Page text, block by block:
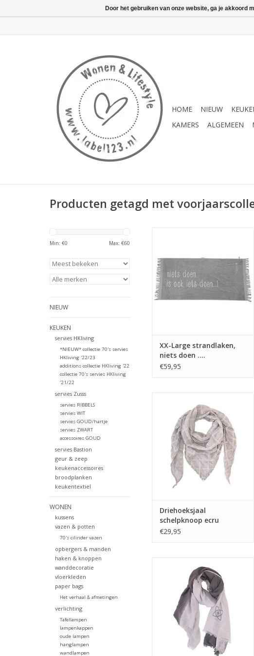
HOME NIEUW
KAMERS
ALGEMEEN
Producten getagd met
Min: €0 Max: €60
NIEUW
KEUKEN
servies HKliving
*NIEUW* collectie 70's servies
HKliving '22/23
additions collectie HKliving '22
collectie 70's servies HKliving
'21/22
servies Zusss
servies RIBBELS
servies WIT
servies GOUD/hartje
servies ZWART
accessoires GOUD
servies Bastion
geur & zeep
keukenaccessoires
broodplanken
keukentextiel
WONEN
kussens
vazen & potten
70's cilinder vazen
opbergers & manden
haken & knoppen
wanddecoratie
vloerkleden
paper bags
Het verhaal & afmetingen
verlichting
Tafellampen
lampenkappen
oude lampen
hanglampen
wandlampen
TOEVOEGEN AAN WINKELWAGEN
XX-Large strandlaken,
niets doen ….
€59,95
'zomerse stof' afgewerkt met
schelpenknoopjes
TOEVOEGEN AAN WINKELWAGEN
Driehoeksjaal
schelpknoop ecru
€29,95
bestaat uit twee kleuren die in
elkaar overlopen.
TOEVOEGEN AAN WINKELWAGEN
Door het gebruiken van onze website, ga je akkoord